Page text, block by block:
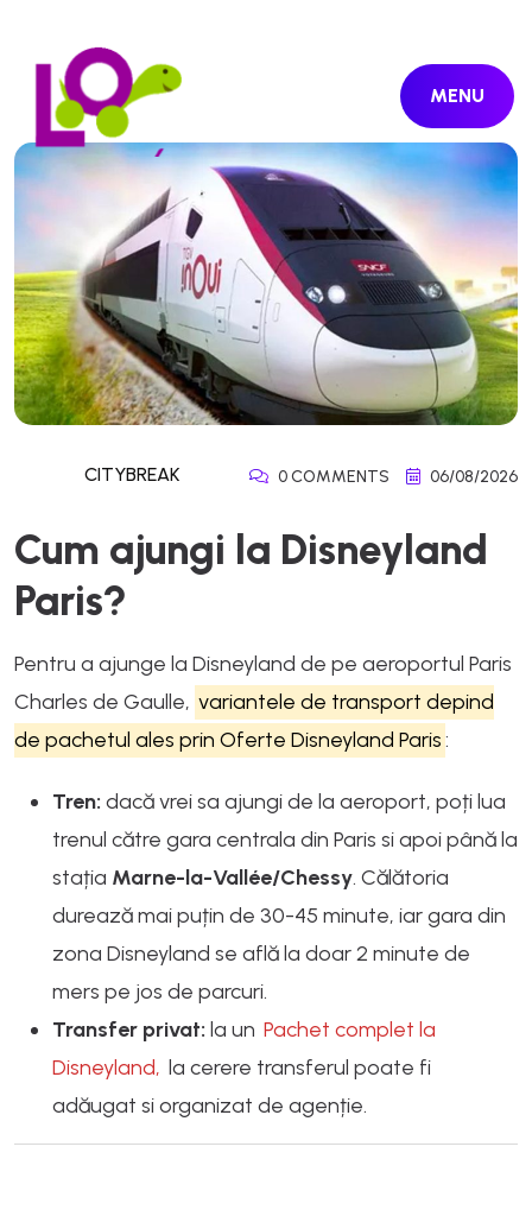
MENU
CITYBREAK 0 COMMENTS 06/08/2026
Cum ajungi la Disneyland
Paris?
Pentru a ajunge la Disneyland de pe aeroportul Paris
Charles de Gaulle, variantele de transport depind
de pachetul ales prin Oferte Disneyland Paris:
Tren: dacă vrei sa ajungi de la aeroport, poți lua
trenul către gara centrala din Paris si apoi până la
stația Marne-la-Vallée/Chessy. Călătoria
durează mai puțin de 30-45 minute, iar gara din
zona Disneyland se află la doar 2 minute de
mers pe jos de parcuri.
Transfer privat: la un Pachet complet la
Disneyland, la cerere transferul poate fi
adăugat si organizat de agenție.